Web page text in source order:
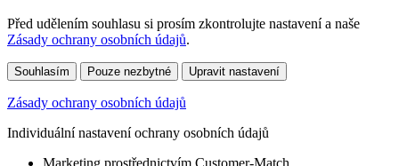
Před udělením souhlasu si prosím zkontrolujte nastavení a naše
Zásady ochrany osobních údajů.
Souhlasím Pouze nezbytné Upravit nastavení
Zásady ochrany osobních údajů
Individuální nastavení ochrany osobních údajů
Marketing prostřednictvím Customer-Match